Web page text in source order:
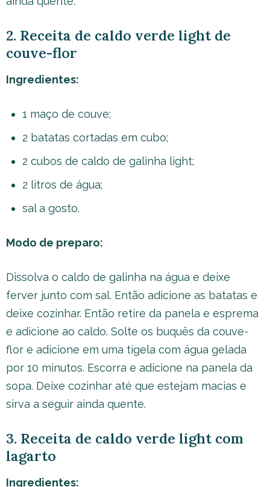
2. Receita de caldo verde light de
couve-flor
Ingredientes:
1 maço de couve;
2 batatas cortadas em cubo;
2 cubos de caldo de galinha light;
2 litros de água;
sal a gosto.
Modo de preparo:
Dissolva o caldo de galinha na água e deixe
ferver junto com sal. Então adicione as batatas e
deixe cozinhar. Então retire da panela e esprema
e adicione ao caldo. Solte os buquês da couve-
flor e adicione em uma tigela com água gelada
por 10 minutos. Escorra e adicione na panela da
sopa. Deixe cozinhar até que estejam macias e
sirva a seguir ainda quente.
3. Receita de caldo verde light com
lagarto
Ingredientes: